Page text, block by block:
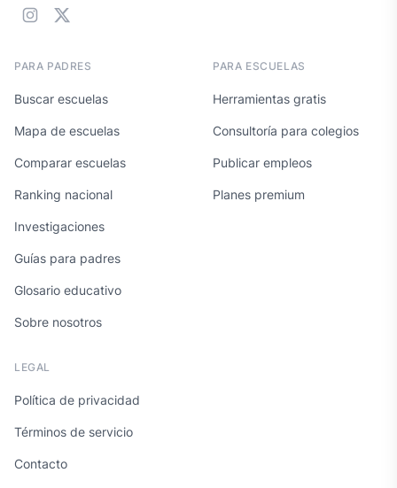
PARA PADRES
Buscar escuelas
Mapa de escuelas
Comparar escuelas
Ranking nacional
Investigaciones
Guías para padres
Glosario educativo
Sobre nosotros
PARA ESCUELAS
Herramientas gratis
Consultoría para colegios
Publicar empleos
Planes premium
LEGAL
Política de privacidad
Términos de servicio
Contacto